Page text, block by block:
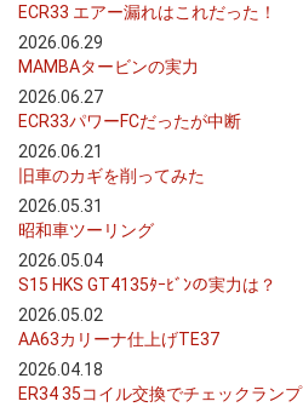
ECR33 エアー漏れはこれだった！
2026.06.29
MAMBAタービンの実力
2026.06.27
ECR33パワーFCだったが中断
2026.06.21
旧車のカギを削ってみた
2026.05.31
昭和車ツーリング
2026.05.04
S15 HKS GT4135ﾀｰﾋﾞﾝの実力は？
2026.05.02
AA63カリーナ仕上げTE37
2026.04.18
ER34 35コイル交換でチェックランプ